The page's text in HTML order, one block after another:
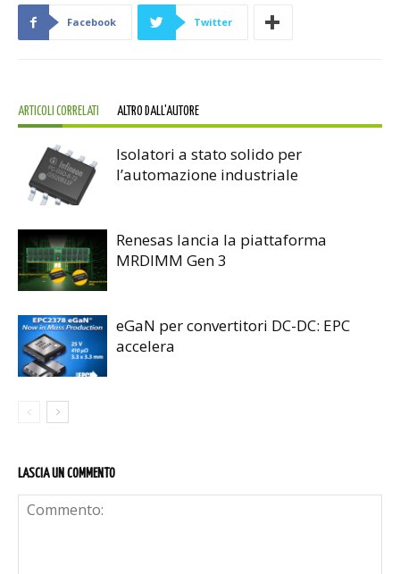
Facebook Twitter
ARTICOLI CORRELATI ALTRO DALL'AUTORE
Isolatori a stato solido per
l’automazione industriale
Renesas lancia la piattaforma
MRDIMM Gen 3
eGaN per convertitori DC-DC: EPC
accelera
LASCIA UN COMMENTO